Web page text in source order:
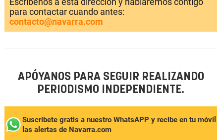
para contactar cuando antes:
contacto@navarra.com
APÓYANOS PARA SEGUIR REALIZANDO
PERIODISMO INDEPENDIENTE.
Suscríbete gratis a nuestro WhatsAPP y recibe en tu móvil
las alertas de Navarra.com